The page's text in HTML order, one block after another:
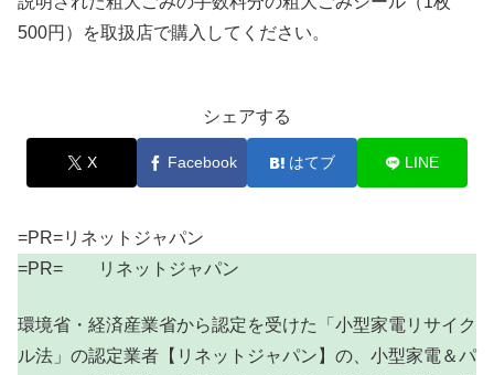
500円）を取扱店で購入してください。
シェアする
X Facebook はてブ LINE
=PR=リネットジャパン
=PR= リネットジャパン
環境省・経済産業省から認定を受けた「小型家電リサイク
ル法」の認定業者【リネットジャパン】の、小型家電＆パ